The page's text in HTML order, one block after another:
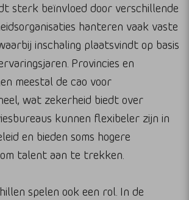
sterk beïnvloed door verschillende
hanteren vaak vaste
inschaling plaatsvindt op basis
Provincies en
meestal de cao voor
wat zekerheid biedt over
kunnen flexibeler zijn in
en bieden soms hogere
talent aan te trekken.
spelen ook een rol. In de